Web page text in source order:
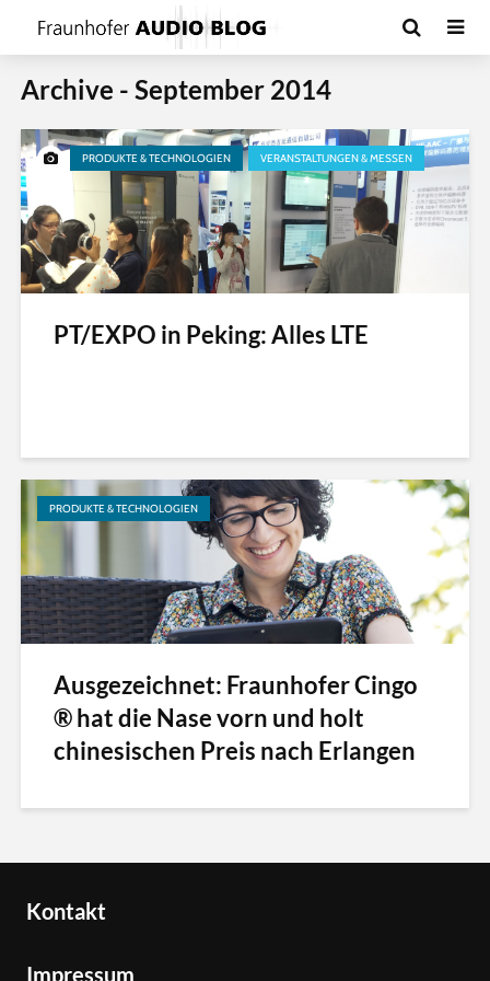
Archive - September 2014
PRODUKTE & TECHNOLOGIEN VERANSTALTUNGEN & MESSEN
PT/EXPO in Peking: Alles LTE
PRODUKTE & TECHNOLOGIEN
Ausgezeichnet: Fraunhofer Cingo
® hat die Nase vorn und holt
chinesischen Preis nach Erlangen
Kontakt
Impressum